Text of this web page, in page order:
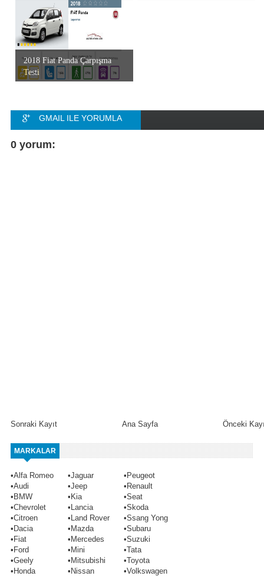
2018 Fiat Panda Çarpışma
Testi
GMAIL ILE YORUMLA
FACEBOOK ILE
0 yorum:
Sonraki Kayıt Önceki
Ana Sayfa
MARKALAR
•Alfa Romeo •Jaguar •Peugeot
•Audi •Jeep •Renault
•BMW •Kia •Seat
•Chevrolet •Lancia •Skoda
•Citroen •Land Rover •Ssang Yong
•Dacia •Mazda •Subaru
•Fiat •Mercedes •Suzuki
•Ford •Mini •Tata
•Geely •Mitsubishi •Toyota
•Honda •Nissan •Volkswagen